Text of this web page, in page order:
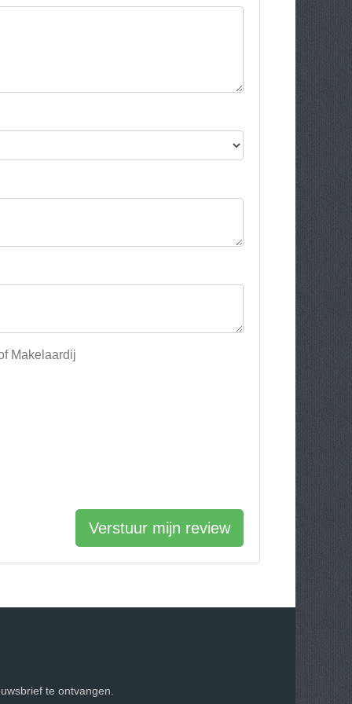
Makelaardij
Verstuur mijn review
te ontvangen.